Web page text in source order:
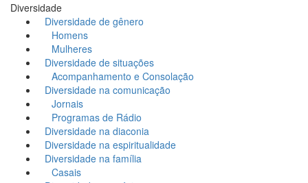
Diversidade
Diversidade de gênero
Homens
Mulheres
Diversidade de situações
Acompanhamento e Consolação
Diversidade na comunicação
Jornais
Programas de Rádio
Diversidade na diaconia
Diversidade na espiritualidade
Diversidade na família
Casais